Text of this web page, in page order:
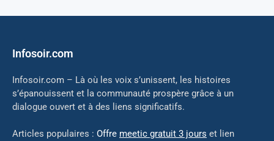
Infosoir.com
Infosoir.com – Là où les voix s’unissent, les histoires
s’épanouissent et la communauté prospère grâce à un
dialogue ouvert et à des liens significatifs.
Articles populaires : Offre meetic gratuit 3 jours et lien